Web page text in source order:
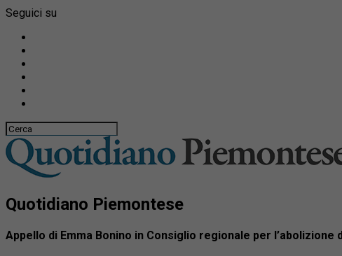
Seguici su
Quotidiano Piemontese
Appello di Emma Bonino in Consiglio regionale per l’abolizione